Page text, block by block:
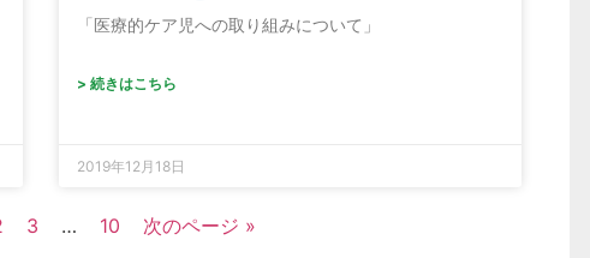
「医療的ケア児への取り組みについて」
> 続きはこちら
2019年12月18日
3 … 10 次のページ »